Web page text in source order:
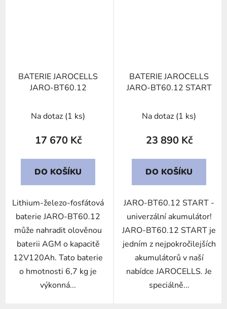
BATERIE JAROCELLS
JARO-BT60.12
Na dotaz (1 ks)
17 670 Kč
DO KOŠÍKU
Lithium-železo-fosfátová
baterie JARO-BT60.12
může nahradit olověnou
baterii AGM o kapacitě
12V120Ah. Tato baterie
o hmotnosti 6,7 kg je
výkonná...
BATERIE JAROCELLS
JARO-BT60.12 START
Na dotaz (1 ks)
23 890 Kč
DO KOŠÍKU
JARO-BT60.12 START -
univerzální akumulátor!
JARO-BT60.12 START je
jedním z nejpokročilejších
akumulátorů v naší
nabídce JAROCELLS. Je
speciálně...